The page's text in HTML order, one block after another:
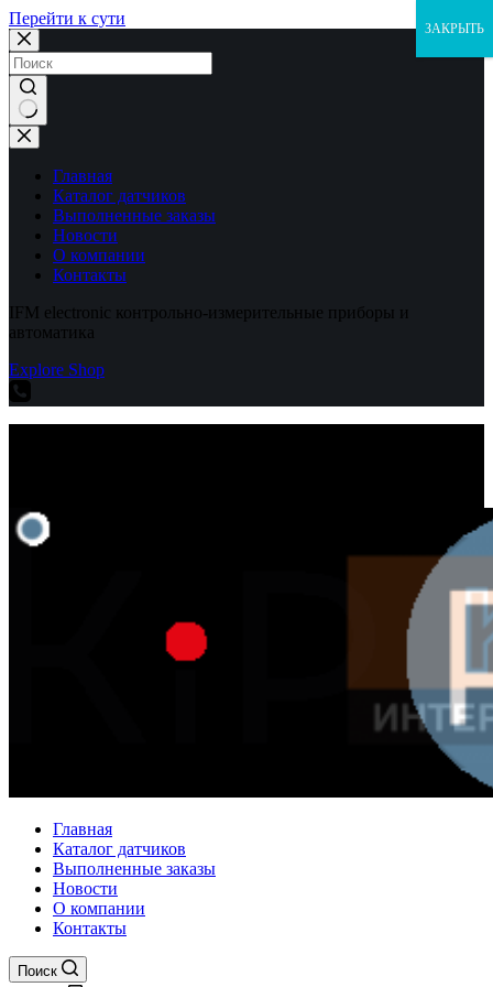
Перейти к сути
Ничего
не
найденоГлавная
Каталог датчиков
Выполненные заказы
Новости
О компании
Контакты
IFM electronic контрольно-измерительные приборы и
автоматика
Explore Shop
Главная
Каталог датчиков
Выполненные заказы
Новости
О компании
Контакты
Поиск
ЗАКРЫТЬ